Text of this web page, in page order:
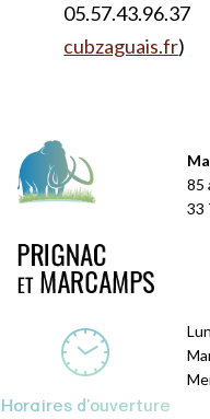
cubzaguais.fr)
85
33
Horaires d'ouverture